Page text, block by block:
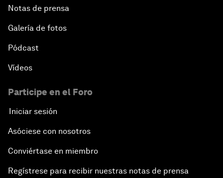
Notas de prensa
Galería de fotos
Pódcast
Vídeos
Participe en el Foro
Iniciar sesión
Asóciese con nosotros
Conviértase en miembro
Regístrese para recibir nuestras notas de prensa